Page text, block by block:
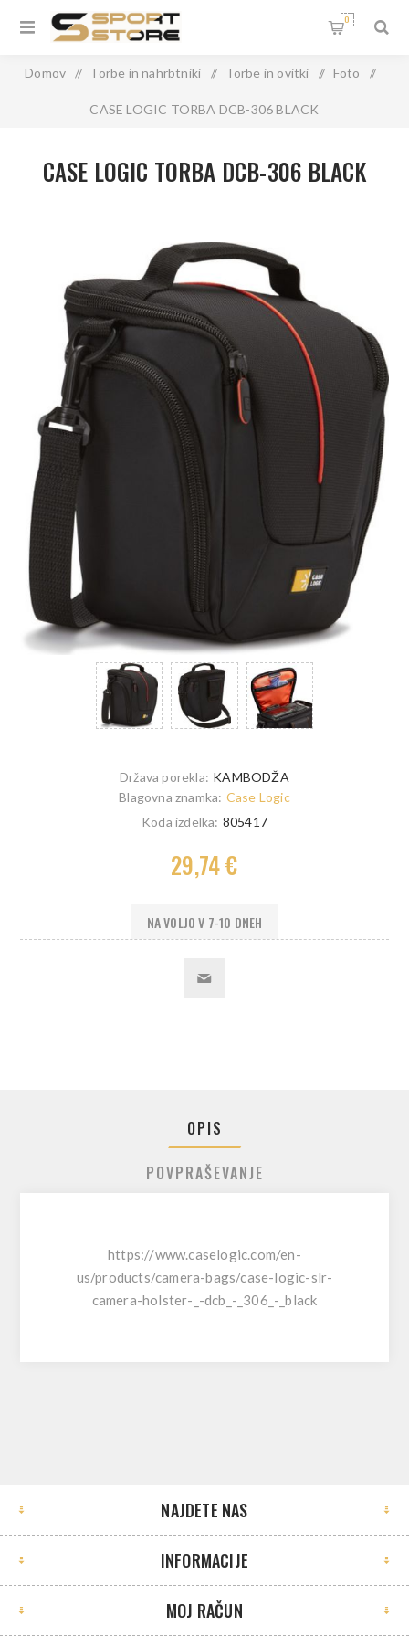
0
Domov / Torbe in nahrbtniki / Torbe in ovitki / Foto /
CASE LOGIC TORBA DCB-306 BLACK
Država porekla: KAMBODŽA
CASE LOGIC TORBA DCB-306 BLACK
Blagovna znamka: Case Logic
Koda izdelka: 805417
29,74 €
NA VOLJO V 7-10 DNEH
OPIS
POVPRAŠEVANJE
https://www.caselogic.com/en-
us/products/camera-bags/case-logic-slr-
camera-holster-_-dcb_-_306_-_black
NAJDETE NAS
INFORMACIJE
MOJ RAČUN